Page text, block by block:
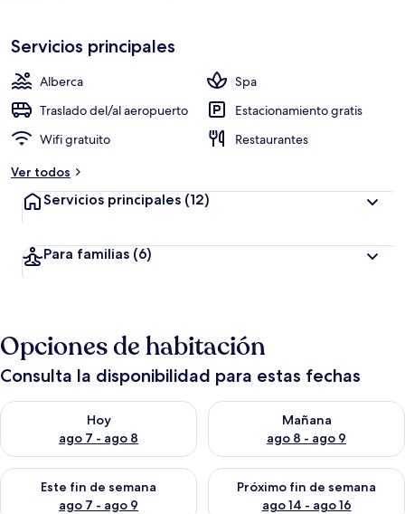
Servicios principales
Alberca
Spa
Traslado del/al aeropuerto
Estacionamiento gratis
Wifi gratuito
Restaurantes
Ver todos
Servicios principales (12)
Para familias (6)
Opciones de habitación
Consulta la disponibilidad para estas fechas
Hoy
ago 7 - ago 8
Consulta la disponibilidad para hoy ago 7 - ago 8
Mañana
ago 8 - ago 9
Consulta la disponibilidad
Este fin de semana
ago 7 - ago 9
Consulta la disponibilidad para este fin de semana ago 7 -
Próximo fin de semana
ago 14 - ago 16
Consulta la disponibilidad